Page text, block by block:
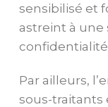
sensibilisé et
astreint à
Par ailleurs,
sous-traitants